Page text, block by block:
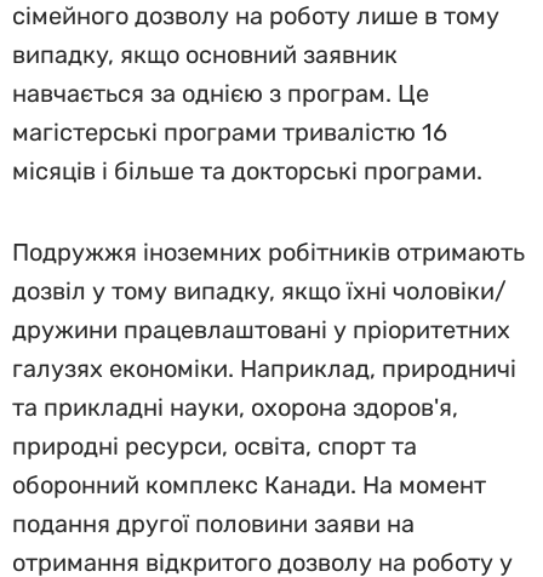
сімейного дозволу на роботу лише в тому
випадку, якщо основний заявник
навчається за однією з програм. Це
магістерські програми тривалістю 16
місяців і більше та докторські програми.
Подружжя іноземних робітників отримають
дозвіл у тому випадку, якщо їхні чоловіки/
дружини працевлаштовані у пріоритетних
галузях економіки. Наприклад, природничі
та прикладні науки, охорона здоров'я,
природні ресурси, освіта, спорт та
оборонний комплекс Канади. На момент
подання другої половини заяви на
отримання відкритого дозволу на роботу у